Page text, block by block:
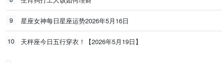
9 星座女神每日星座运势2026年5月16日
10 天秤座今日五行穿衣！【2026年5月19日】